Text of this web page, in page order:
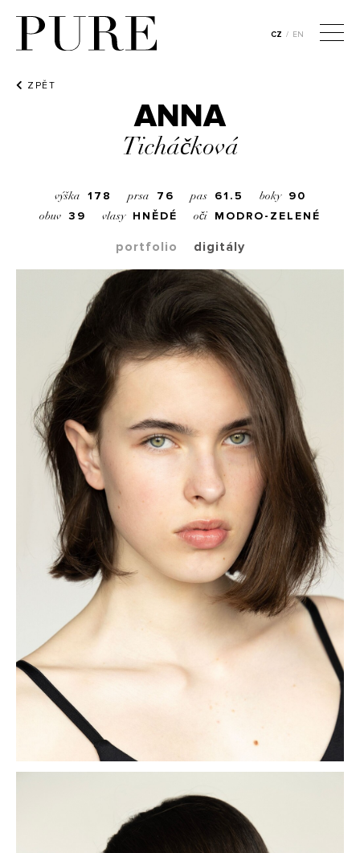
CZ / EN
ZPĚT
ANNA
Ticháčková
výška 178 prsa 76 pas 61.5 boky 90
obuv 39 vlasy HNĚDÉ oči MODRO-ZELENÉ
portfolio digitály